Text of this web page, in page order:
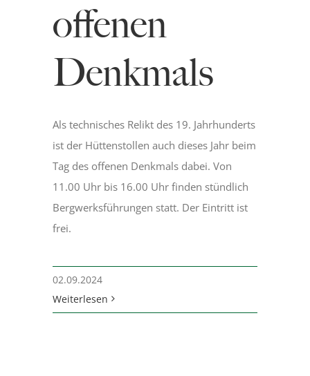
offenen
Denkmals
Als technisches Relikt des 19. Jahrhunderts
ist der Hüttenstollen auch dieses Jahr beim
Tag des offenen Denkmals dabei. Von
11.00 Uhr bis 16.00 Uhr finden stündlich
Bergwerksführungen statt. Der Eintritt ist
frei.
02.09.2024
Weiterlesen